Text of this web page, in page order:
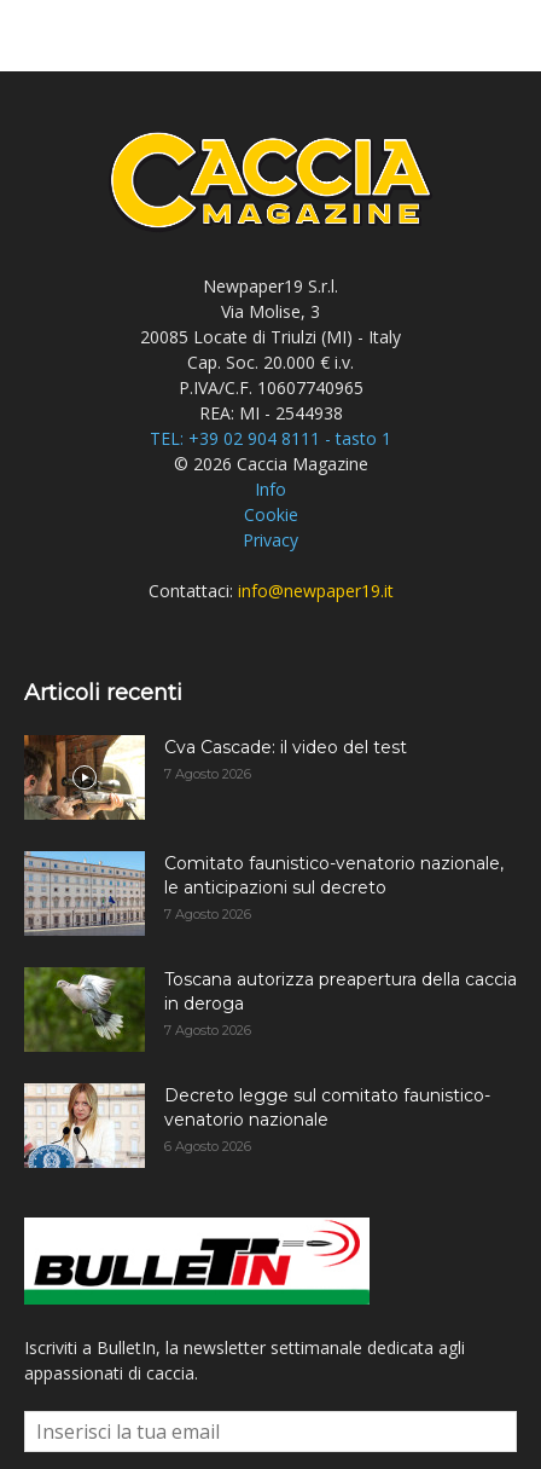
Newpaper19 S.r.l.
Via Molise, 3
20085 Locate di Triulzi (MI) - Italy
Cap. Soc. 20.000 € i.v.
P.IVA/C.F. 10607740965
REA: MI - 2544938
TEL: +39 02 904 8111 - tasto 1
© 2026 Caccia Magazine
Info
Cookie
Privacy
Contattaci: info@newpaper19.it
Articoli recenti
Cva Cascade: il video del test
7 Agosto 2026
Comitato faunistico-venatorio nazionale,
le anticipazioni sul decreto
7 Agosto 2026
Toscana autorizza preapertura della caccia
in deroga
7 Agosto 2026
Decreto legge sul comitato faunistico-
venatorio nazionale
6 Agosto 2026
Iscriviti a BulletIn, la newsletter settimanale dedicata agli
appassionati di caccia.